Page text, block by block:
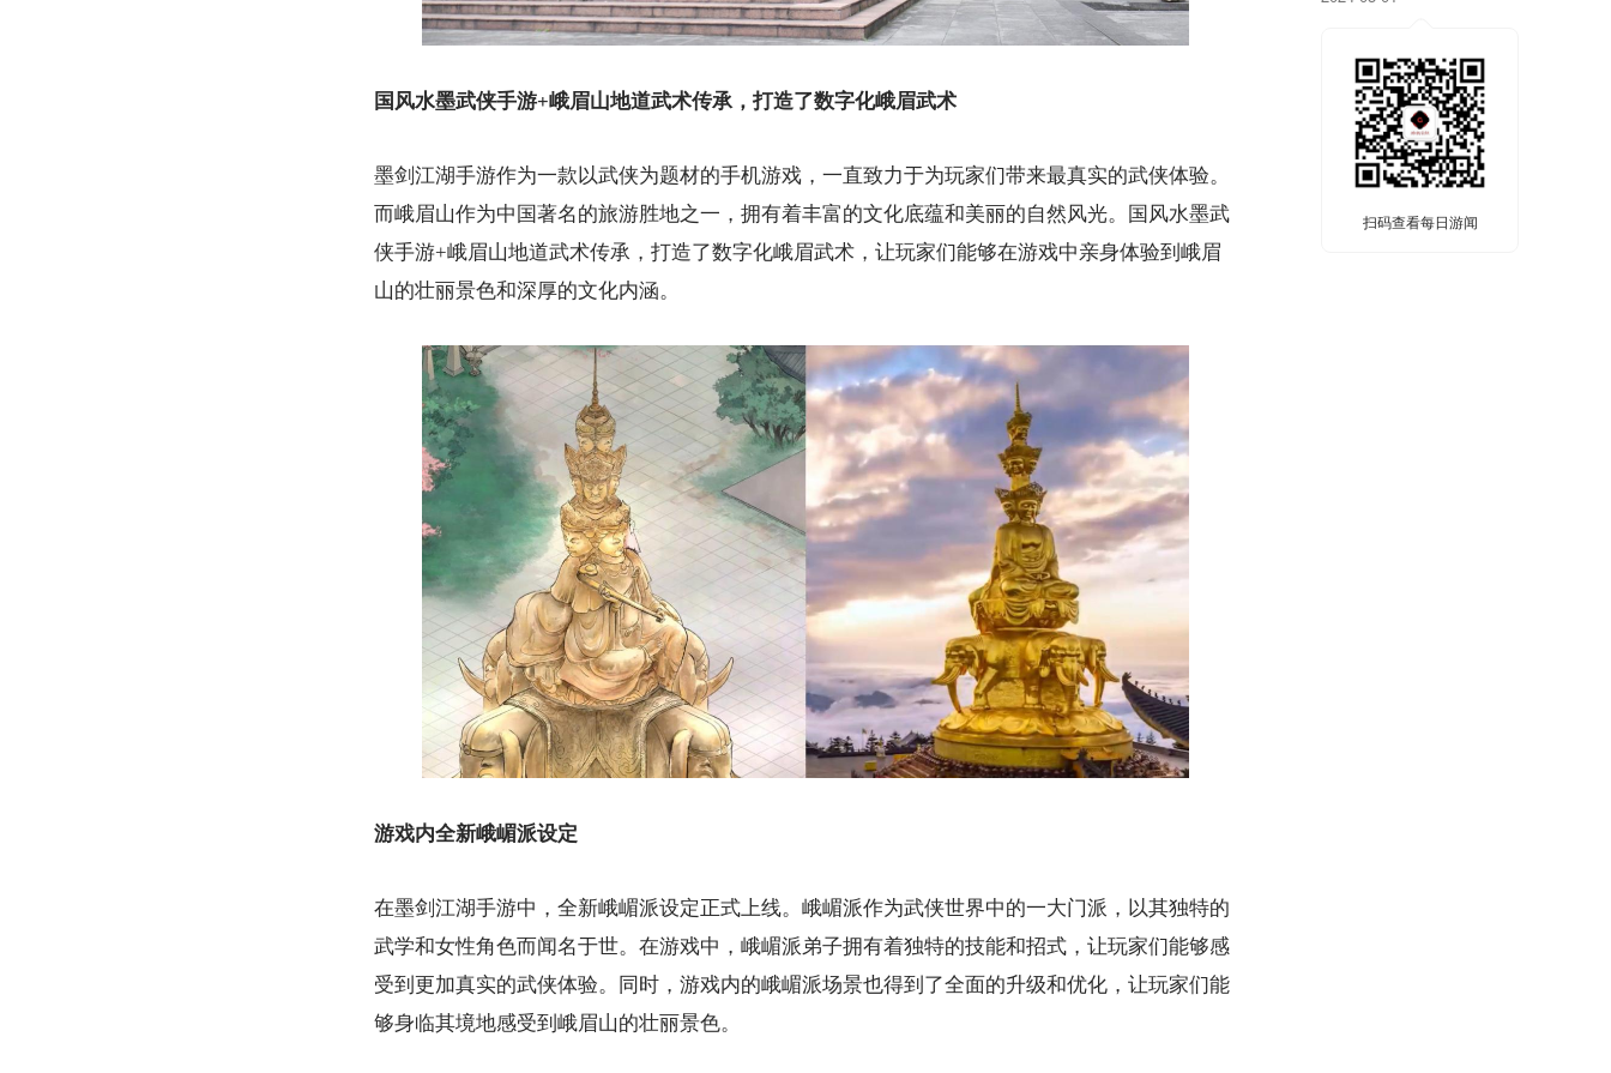
国风水墨武侠手游+峨眉山地道武术传承，打造了数字化峨眉武术
墨剑江湖手游作为一款以武侠为题材的手机游戏，一直致力于为玩家们带来最真实的武侠体验。
而峨眉山作为中国著名的旅游胜地之一，拥有着丰富的文化底蕴和美丽的自然风光。国风水墨武
侠手游+峨眉山地道武术传承，打造了数字化峨眉武术，让玩家们能够在游戏中亲身体验到峨眉
山的壮丽景色和深厚的文化内涵。
游戏内全新峨嵋派设定
在墨剑江湖手游中，全新峨嵋派设定正式上线。峨嵋派作为武侠世界中的一大门派，以其独特的
武学和女性角色而闻名于世。在游戏中，峨嵋派弟子拥有着独特的技能和招式，让玩家们能够感
受到更加真实的武侠体验。同时，游戏内的峨嵋派场景也得到了全面的升级和优化，让玩家们能
够身临其境地感受到峨眉山的壮丽景色。
扫码查看每日游闻